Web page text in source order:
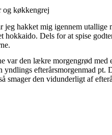
og køkkengrej
jeg hakket mig igennem
Dels for at spise
var den lækre morgengrød med
efterårsmorgenmad pt.
smager den vidunderligt af